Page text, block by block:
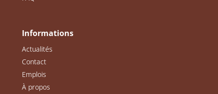
Informations
Actualités
Contact
Emplois
À propos